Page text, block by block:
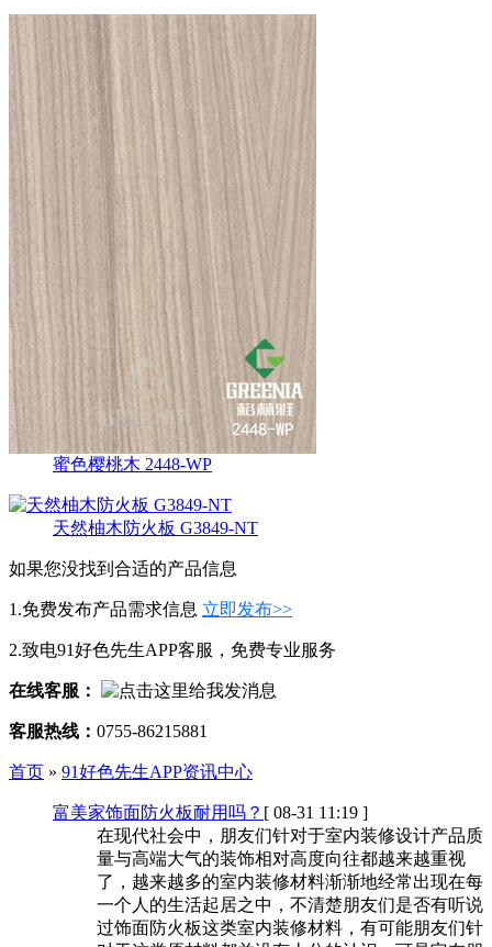
蜜色樱桃木 2448-WP
天然柚木防火板 G3849-NT
如果您没找到合适的产品信息
1.免费发布产品需求信息 立即发布>>
2.致电91好色先生APP客服，免费专业服务
在线客服：
客服热线： 0755-86215881
首页 » 91好色先生APP资讯中心
富美家饰面防火板耐用吗？ [ 08-31 11:19 ]
在现代社会中，朋友们针对于室内装修设计产品质
量与高端大气的装饰相对高度向往都越来越重视
了，越来越多的室内装修材料渐渐地经常出现在每
一个人的生活起居之中，不清楚朋友们是否有听说
过饰面防火板这类室内装修材料，有可能朋友们针